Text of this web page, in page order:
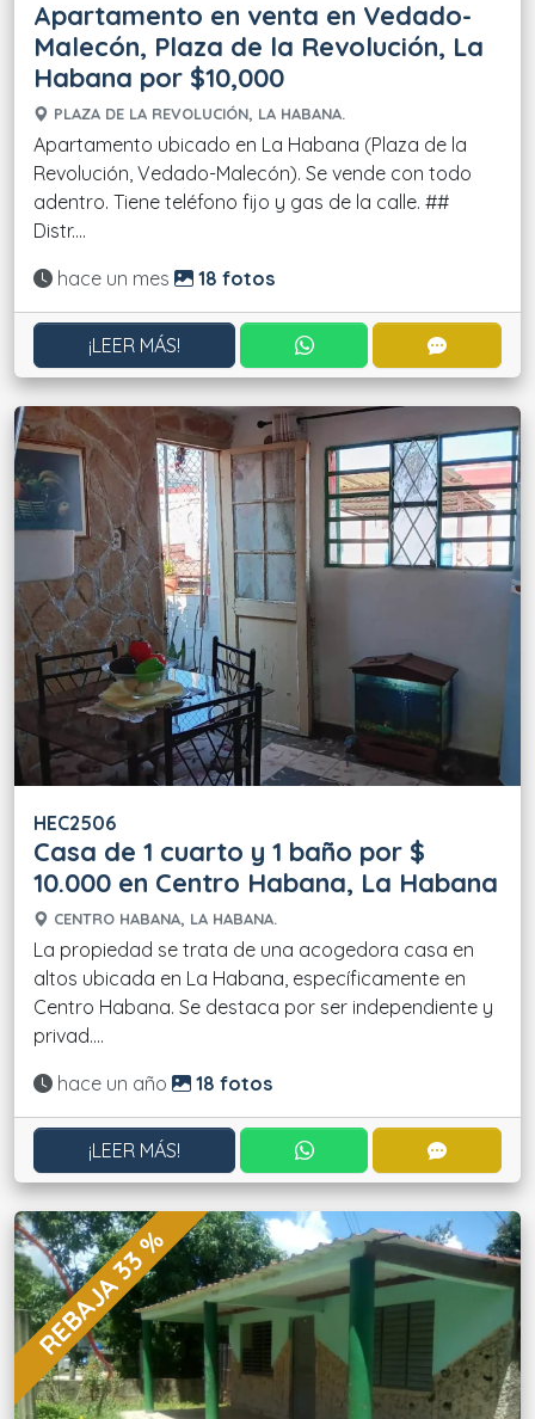
Apartamento en venta en Vedado-
Malecón, Plaza de la Revolución, La
Habana por $10,000
PLAZA DE LA REVOLUCIÓN, LA HABANA.
Apartamento ubicado en La Habana (Plaza de la
Revolución, Vedado-Malecón). Se vende con todo
adentro. Tiene teléfono fijo y gas de la calle. ##
Distr....
Actualizado:
hace un mes 18 fotos
¡LEER MÁS! CONTACTAR POR
HEC2506
Casa de 1 cuarto y 1 baño por $
10.000 en Centro Habana, La Habana
CENTRO HABANA, LA HABANA.
La propiedad se trata de una acogedora casa en
altos ubicada en La Habana, específicamente en
Centro Habana. Se destaca por ser independiente y
privad....
Actualizado:
hace un año 18 fotos
¡LEER MÁS! CONTACTAR POR
REBAJA 33 %